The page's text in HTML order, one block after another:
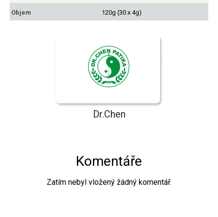
Objem 120g (30 x 4g)
Dr.Chen
Komentáře
Zatím nebyl vložený žádný komentář.